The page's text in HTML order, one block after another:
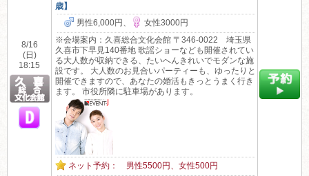
8/16
(日)
18:15
歳】
男性6,000円、
女性3000円
※会場案内：久喜総合文化会館 〒346-0022 埼玉県
久喜市下早見140番地 歌謡ショーなども開催されてい
る大人数が収納できる、たいへんきれいでモダンな施
設です。 大人数のお見合いパーティーも、ゆったりと
開催できますので、あなたの婚活もきっとうまく行き
ます。 市役所隣に駐車場があります。
ネット予約： 男性5500円、女性500円